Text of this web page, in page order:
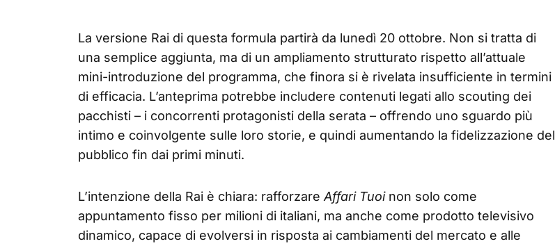
La versione Rai di questa formula partirà da lunedì 20 ottobre. Non si tratta di
una semplice aggiunta, ma di un ampliamento strutturato rispetto all’attuale
mini-introduzione del programma, che finora si è rivelata insufficiente in termini
di efficacia. L’anteprima potrebbe includere contenuti legati allo scouting dei
pacchisti – i concorrenti protagonisti della serata – offrendo uno sguardo più
intimo e coinvolgente sulle loro storie, e quindi aumentando la fidelizzazione del
pubblico fin dai primi minuti.
L’intenzione della Rai è chiara: rafforzare Affari Tuoinon solo come
appuntamento fisso per milioni di italiani, ma anche come prodotto televisivo
dinamico, capace di evolversi in risposta ai cambiamenti del mercato e alle